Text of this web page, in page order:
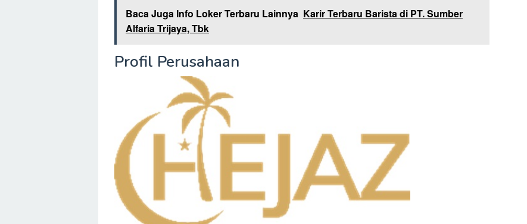
Baca Juga Info Loker Terbaru Lainnya Karir Terbaru Barista di PT. Sumber
Alfaria Trijaya, Tbk
Profil Perusahaan